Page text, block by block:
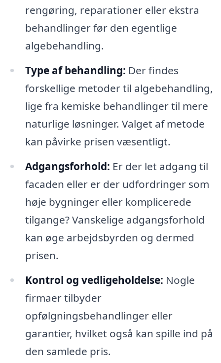
rengøring, reparationer eller ekstra
behandlinger før den egentlige
algebehandling.
Type af behandling: Der findes
forskellige metoder til algebehandling,
lige fra kemiske behandlinger til mere
naturlige løsninger. Valget af metode
kan påvirke prisen væsentligt.
Adgangsforhold: Er der let adgang til
facaden eller er der udfordringer som
høje bygninger eller komplicerede
tilgange? Vanskelige adgangsforhold
kan øge arbejdsbyrden og dermed
prisen.
Kontrol og vedligeholdelse: Nogle
firmaer tilbyder
opfølgningsbehandlinger eller
garantier, hvilket også kan spille ind på
den samlede pris.